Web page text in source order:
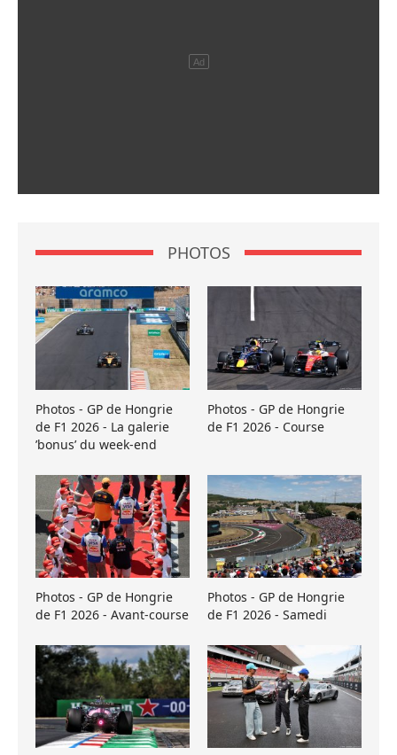
PHOTOS
Photos - GP de Hongrie
de F1 2026 - La galerie
’bonus’ du week-end
Photos - GP de Hongrie
de F1 2026 - Course
Photos - GP de Hongrie
de F1 2026 - Avant-course
Photos - GP de Hongrie
de F1 2026 - Samedi